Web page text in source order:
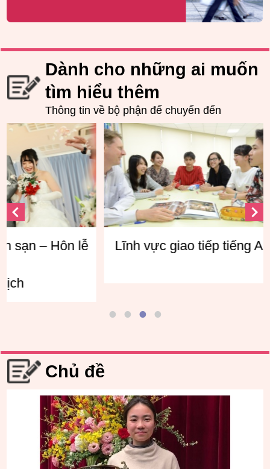
Dành cho những ai muốn
tìm hiểu thêm
Thông tin về bộ phận để chuyển đến
lễ
Lĩnh vực giao tiếp tiếng Anh
Chủ đề